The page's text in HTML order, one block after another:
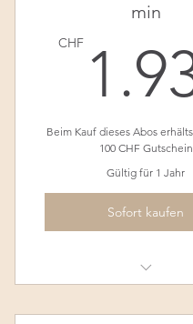
min
CHF
Beim Kauf dieses Abos
100 CHF Gutschein
Gültig für 1 Jahr
Sofort kaufen
-90min